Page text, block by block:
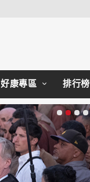
好康專區 排行榜